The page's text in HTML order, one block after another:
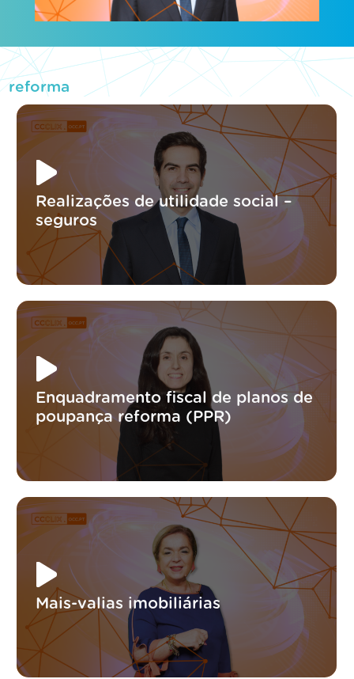
reforma
Realizações de utilidade social –
seguros
Enquadramento fiscal de planos de
poupança reforma (PPR)
Mais-valias imobiliárias